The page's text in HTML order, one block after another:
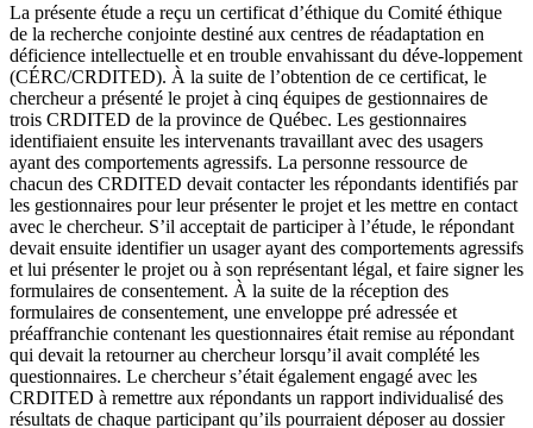
La présente étude a reçu un certificat d’éthique du Comité éthique
de la recherche conjointe destiné aux centres de réadaptation en
déficience intellectuelle et en trouble envahissant du déve-loppement
(CÉRC/CRDITED). À la suite de l’obtention de ce certificat, le
chercheur a présenté le projet à cinq équipes de gestionnaires de
trois CRDITED de la province de Québec. Les gestionnaires
identifiaient ensuite les intervenants travaillant avec des usagers
ayant des comportements agressifs. La personne ressource de
chacun des CRDITED devait contacter les répondants identifiés par
les gestionnaires pour leur présenter le projet et les mettre en contact
avec le chercheur. S’il acceptait de participer à l’étude, le répondant
devait ensuite identifier un usager ayant des comportements agressifs
et lui présenter le projet ou à son représentant légal, et faire signer les
formulaires de consentement. À la suite de la réception des
formulaires de consentement, une enveloppe pré adressée et
préaffranchie contenant les questionnaires était remise au répondant
qui devait la retourner au chercheur lorsqu’il avait complété les
questionnaires. Le chercheur s’était également engagé avec les
CRDITED à remettre aux répondants un rapport individualisé des
résultats de chaque participant qu’ils pourraient déposer au dossier